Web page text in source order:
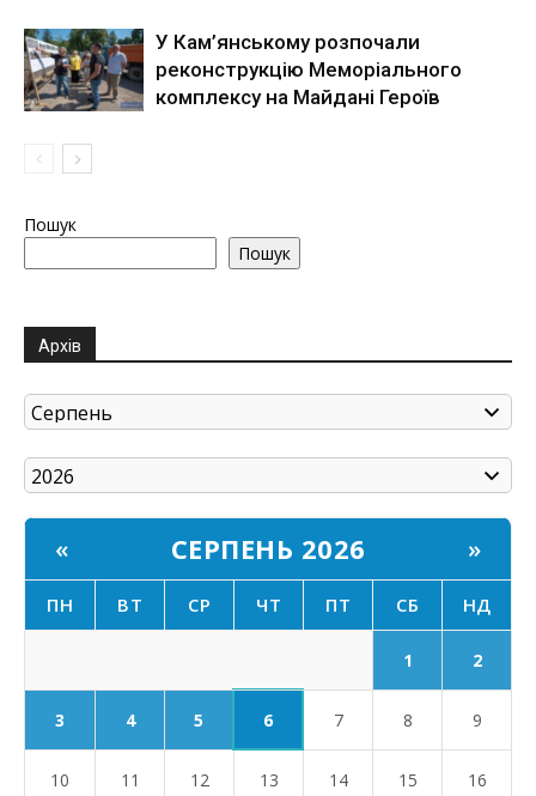
У Кам’янському розпочали
реконструкцію Меморіального
комплексу на Майдані Героїв
Пошук
Пошук
Архів
« СЕРПЕНЬ 2026 »
ПН ВТ СР ЧТ ПТ СБ НД
1 2
3 4 5 6 7 8 9
10 11 12 13 14 15 16